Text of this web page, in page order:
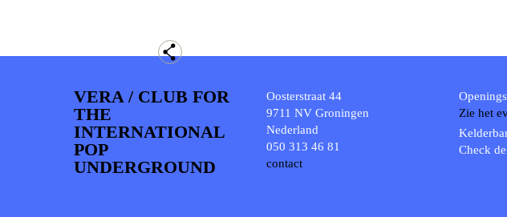
VERA / CLUB FOR
THE
INTERNATIONAL
POP
UNDERGROUND
Oosterstraat 44
9711 NV Groningen
Nederland
050 313 46 81
contact
Zie het
Check